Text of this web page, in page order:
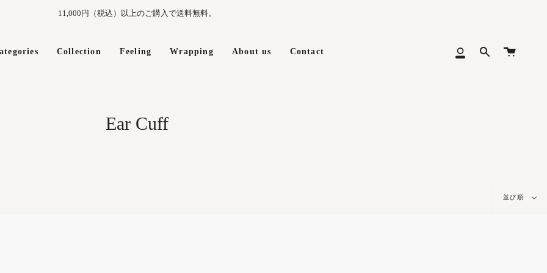
11,000円（税込）以上のご購入で送料無料。
Collection Feeling Wrapping About us Contact
マ
Search
カ
Ear Cuff
並
並び順